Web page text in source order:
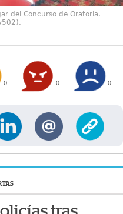
del Concurso de Oratoria.
0 0 0